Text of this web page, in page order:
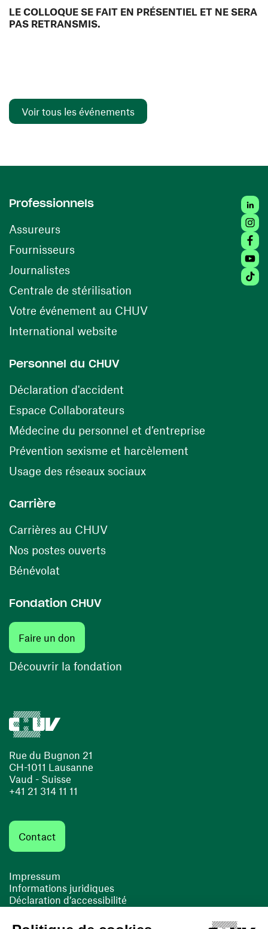
LE COLLOQUE SE FAIT EN PRÉSENTIEL ET NE SERA
PAS RETRANSMIS.
Voir tous les événements
Rue du Bugnon 21
CH-1011 Lausanne
Vaud - Suisse
+41 21 314 11 11
Contact
Impressum
Informations juridiques
Déclaration d’accessibilité
Cookies
Professionnels
Assureurs
Fournisseurs(ouvre une nouvelle fenêtre)
Journalistes
Centrale de stérilisation (ouvre une nouvelle
Votre événement au CHUV(ouvre une nouvelle
International website
Personnel du CHUV
Déclaration d'accident
Espace Collaborateurs(ouvre une nouvelle fenêtre)
Médecine du personnel et d’entreprise
Prévention sexisme et harcèlement
Usage des réseaux sociaux(ouvre une nouvelle
Carrière
Carrières au CHUV(ouvre une nouvelle fenêtre)
Nos postes ouverts(ouvre une nouvelle fenêtre)
Bénévolat
Fondation CHUV
Faire un don
Découvrir la fondation